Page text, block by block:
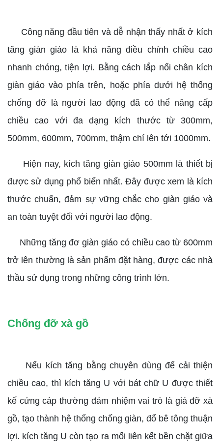
Công năng đầu tiên và dễ nhận thấy nhất ở kích
tăng giàn giáo là khả năng điều chỉnh chiều cao
nhanh chóng, tiện lợi. Bằng cách lắp nối chân kích
giàn giáo vào phía trên, hoặc phía dưới hệ thống
chống đỡ là người lao động đã có thể nâng cấp
chiều cao với đa dạng kích thước từ 300mm,
500mm, 600mm, 700mm, thậm chí lên tới 1000mm.
Hiện nay, kích tăng giàn giáo 500mm là thiết bị
được sử dụng phổ biến nhất. Đây được xem là kích
thước chuẩn, đảm sự vững chắc cho giàn giáo và
an toàn tuyệt đối với người lao động.
Những tăng đơ giàn giáo có chiều cao từ 600mm
trở lên thường là sản phẩm đặt hàng, được các nhà
thầu sử dụng trong những công trình lớn.
Chống đỡ xà gồ
Nếu kích tăng bằng chuyên dùng để cải thiện
chiều cao, thì kích tăng U với bát chữ U được thiết
kế cứng cáp thường đảm nhiệm vai trò là giá đỡ xà
gồ, tạo thành hệ thống chống giàn, đổ bê tông thuận
lợi. kích tăng U còn tạo ra mối liên kết bền chặt giữa